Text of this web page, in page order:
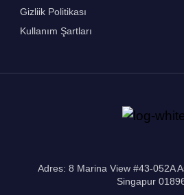
Gizliik Politikası
Kullanım Şartları
Adres: 8 Marina View #43-052A
Singapur